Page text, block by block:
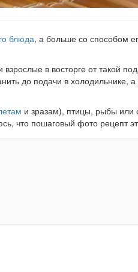
блюда, а больше со способом
в восторге от такой
до подачи в холодильнике,
и зразам), птицы, рыбы
что пошаговый фото рецепт